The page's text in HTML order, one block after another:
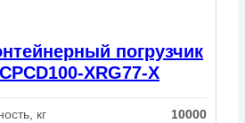
погрузчик
XRG77-X
кг 10000